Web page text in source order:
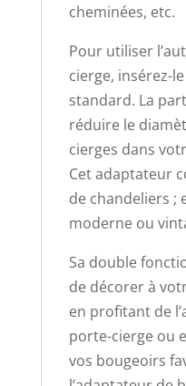
cheminées, etc.
Pour utiliser
cierge, insérez-
standard. La
réduire le
cierges dans
Cet adaptateur
de chandeliers ;
moderne ou
Sa double
de décorer à
en profitant de
porte-cierge ou
vos bougeoirs